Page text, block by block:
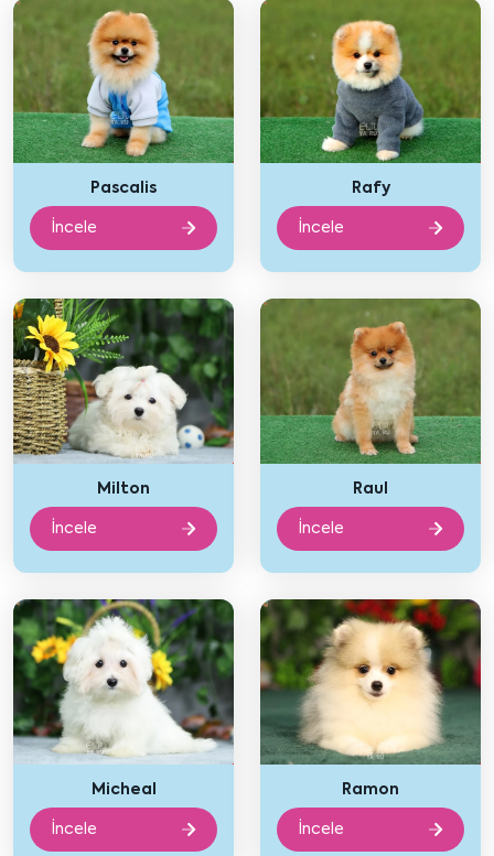
Pascalis
İncele
Rafy
İncele
Milton
İncele
Raul
İncele
Micheal
İncele
Ramon
İncele